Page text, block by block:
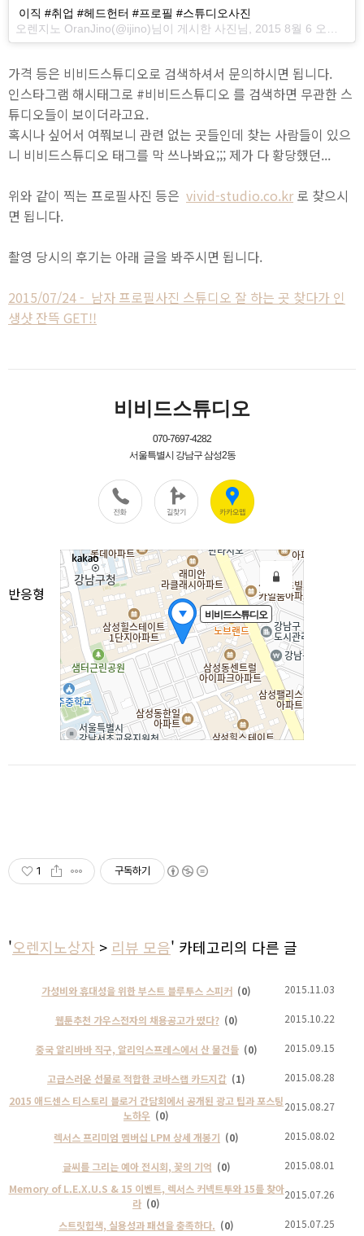
이직 #취업 #헤드헌터 #프로필 #스튜디오사진
오렌지노 OranJino(@ijino)님이 게시한 사진님, 2015 8월 6 오후 10:58 PDT
가격 등은 비비드스튜디오로 검색하셔서 문의하시면 됩니다.
인스타그램 해시태그로 #비비드스튜디오 를 검색하면 무관한 스
튜디오들이 보이더라고요.
혹시나 싶어서 여쭤보니 관련 없는 곳들인데 찾는 사람들이 있으
니 비비드스튜디오 태그를 막 쓰나봐요;;; 제가 다 황당했던...
위와 같이 찍는 프로필사진 등은 vivid-studio.co.kr로 찾으시
면 됩니다.
촬영 당시의 후기는 아래 글을 봐주시면 됩니다.
2015/07/24 - 남자 프로필사진 스튜디오 잘 하는 곳 찾다가 인
생샷 잔뜩 GET!!
반응형
1 구독하기
'오렌지노상자 > 리뷰 모음' 카테고리의 다른 글
가성비와 휴대성을 위한 부스트 블루투스 스피커 (0) 2015.11.03
웹툰추천 가우스전자의 채용공고가 떴다? (0) 2015.10.22
중국 알리바바 직구, 알리익스프레스에서 산 물건들 (0) 2015.09.15
고급스러운 선물로 적합한 코바스랩 카드지갑 (1)
2015.08.28
2015 애드센스 티스토리 블로거 간담회에서 공개된 광고 팁과 포스팅
노하우 (0)
2015.08.27
렉서스 프리미엄 멤버십 LPM 상세 개봉기 (0) 2015.08.02
글씨를 그리는 예아 전시회, 꽃의 기억 (0)
2015.08.01
Memory of L.E.X.U.S & 15 이벤트, 렉서스 커넥트투와 15를 찾아
라 (0)
2015.07.26
스트릿힙색, 실용성과 패션을 충족하다. (0) 2015.07.25